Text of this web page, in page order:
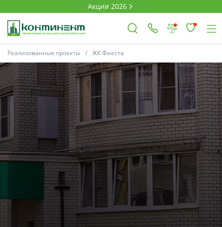
Акции 2026
Ковров
Проекты
Акции
Новости
Выбор недвижимости
Реализованные проекты ЖК Фиеста